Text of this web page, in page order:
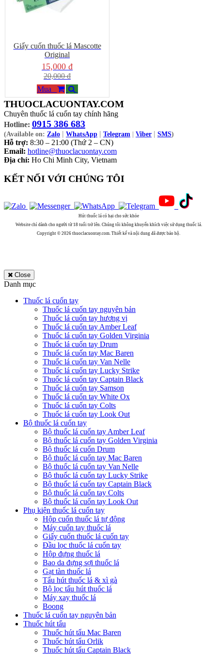
Giấy cuốn thuốc lá Mascotte
Original
15,000 đ
20,000 đ
Mua
THUOCLACUONTAY.COM
Chuyên thuốc lá cuốn tay chính hãng
Hotline: 0915 386 683
(Available on: Zalo | WhatsApp | Telegram Viber | SMS)
Hỗ trợ: 8:30 – 21:00 (Thứ 2 – CN)
Email: hotline@thuoclacuontay.com
Địa chỉ: Ho Chi Minh City, Vietnam
KẾT NỐI VỚI CHÚNG TÔI
Hút thuốc lá có hại cho sức khỏe
Website chỉ dành cho người từ 18 tuổi trở lên. Chúng tôi không khuyến khích việc sử dụng thuốc lá.
Copyright © 2026 thuoclacuontay.com. Thiết kế và nội dung đã được bảo hộ.
Close
Danh mục
Thuốc lá cuốn tay
Thuốc lá cuốn tay nguyên bản
Thuốc lá cuốn tay hương vị
Thuốc lá cuốn tay Amber Leaf
Thuốc lá cuốn tay Golden Virginia
Thuốc lá cuốn tay Drum
Thuốc lá cuốn tay Mac Baren
Thuốc lá cuốn tay Van Nelle
Thuốc lá cuốn tay Lucky Strike
Thuốc lá cuốn tay Captain Black
Thuốc lá cuốn tay Samson
Thuốc lá cuốn tay White Ox
Thuốc lá cuốn tay Colts
Thuốc lá cuốn tay Look Out
Bộ thuốc lá cuốn tay
Bộ thuốc lá cuốn tay Amber Leaf
Bộ thuốc lá cuốn tay Golden Virginia
Bộ thuốc lá cuốn Drum
Bộ thuốc lá cuốn tay Mac Baren
Bộ thuốc lá cuốn tay Van Nelle
Bộ thuốc lá cuốn tay Lucky Strike
Bộ thuốc lá cuốn tay Captain Black
Bộ thuốc lá cuốn tay Colts
Bộ thuốc lá cuốn tay Look Out
Phụ kiện thuốc lá cuốn tay
Hộp cuốn thuốc lá tự động
Máy cuốn tay thuốc lá
Giấy cuốn thuốc lá cuốn tay
Đầu lọc thuốc lá cuốn tay
Hộp đựng thuốc lá
Bao da đựng sợi thuốc lá
Gạt tàn thuốc lá
Tẩu hút thuốc lá & xì gà
Bộ lọc tẩu hút thuốc lá
Máy xay thuốc lá
Boong
Thuốc lá cuốn tay nguyên bản
Thuốc hút tẩu
Thuốc hút tẩu Mac Baren
Thuốc hút tẩu Orlik
Thuốc hút tẩu Captain Black